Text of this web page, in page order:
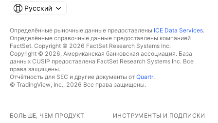
Русский
Определённые рыночные данные предоставлены ICE Data Services.
Определённые справочные данные предоставлены компанией
FactSet. Copyright © 2026 FactSet Research Systems Inc.
Copyright © 2026, Американская банковская ассоциация. База
данных CUSIP предоставлена FactSet Research Systems Inc. Все
права защищены.
Отчётность для SEC и другие документы от Quartr.
© TradingView, Inc., 2026 Все права защищены.
БОЛЬШЕ, ЧЕМ ПРОДУКТ ИНСТРУМЕНТЫ И ПОДПИСКИ